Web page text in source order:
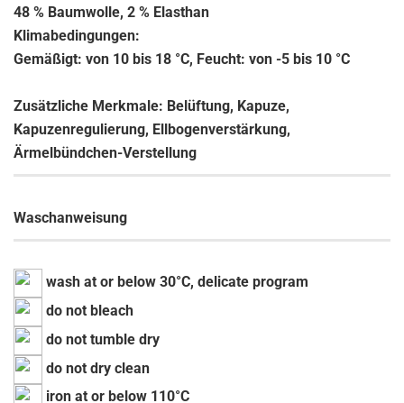
48 % Baumwolle, 2 % Elasthan
Klimabedingungen:
Gemäßigt: von 10 bis 18 °C, Feucht: von -5 bis 10 °C
Zusätzliche Merkmale: Belüftung, Kapuze,
Kapuzenregulierung, Ellbogenverstärkung,
Ärmelbündchen-Verstellung
Waschanweisung
wash at or below 30°C, delicate program
do not bleach
do not tumble dry
do not dry clean
iron at or below 110°C